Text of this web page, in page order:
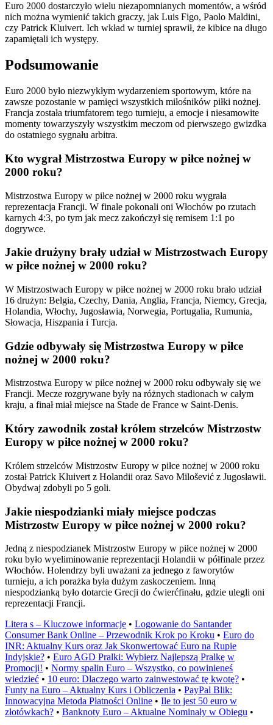
Euro 2000 dostarczyło wielu niezapomnianych momentów, a wśród
nich można wymienić takich graczy, jak Luis Figo, Paolo Maldini,
czy Patrick Kluivert. Ich wkład w turniej sprawił, że kibice na długo
zapamiętali ich występy.
Podsumowanie
Euro 2000 było niezwykłym wydarzeniem sportowym, które na
zawsze pozostanie w pamięci wszystkich miłośników piłki nożnej.
Francja została triumfatorem tego turnieju, a emocje i niesamowite
momenty towarzyszyły wszystkim meczom od pierwszego gwizdka
do ostatniego sygnału arbitra.
Kto wygrał Mistrzostwa Europy w piłce nożnej w
2000 roku?
Mistrzostwa Europy w piłce nożnej w 2000 roku wygrała
reprezentacja Francji. W finale pokonali oni Włochów po rzutach
karnych 4:3, po tym jak mecz zakończył się remisem 1:1 po
dogrywce.
Jakie drużyny brały udział w Mistrzostwach Europy
w piłce nożnej w 2000 roku?
W Mistrzostwach Europy w piłce nożnej w 2000 roku brało udział
16 drużyn: Belgia, Czechy, Dania, Anglia, Francja, Niemcy, Grecja,
Holandia, Włochy, Jugosławia, Norwegia, Portugalia, Rumunia,
Słowacja, Hiszpania i Turcja.
Gdzie odbywały się Mistrzostwa Europy w piłce
nożnej w 2000 roku?
Mistrzostwa Europy w piłce nożnej w 2000 roku odbywały się we
Francji. Mecze rozgrywane były na różnych stadionach w całym
kraju, a finał miał miejsce na Stade de France w Saint-Denis.
Który zawodnik został królem strzelców Mistrzostw
Europy w piłce nożnej w 2000 roku?
Królem strzelców Mistrzostw Europy w piłce nożnej w 2000 roku
został Patrick Kluivert z Holandii oraz Savo Milošević z Jugosławii.
Obydwaj zdobyli po 5 goli.
Jakie niespodzianki miały miejsce podczas
Mistrzostw Europy w piłce nożnej w 2000 roku?
Jedną z niespodzianek Mistrzostw Europy w piłce nożnej w 2000
roku było wyeliminowanie reprezentacji Holandii w półfinale przez
Włochów. Holendrzy byli uważani za jednego z faworytów
turnieju, a ich porażka była dużym zaskoczeniem. Inną
niespodzianką było dotarcie Grecji do ćwierćfinału, gdzie ulegli oni
reprezentacji Francji.
Litera s – Kluczowe informacje • Logowanie do Santander
Consumer Bank Online – Przewodnik Krok po Kroku • Euro do
INR: Aktualny Kurs oraz Jak Skonwertować Euro na Rupie
Indyjskie? • Euro AGD Pralki: Wybierz Najlepszą Pralkę w
Promocji! • Normy spalin Euro – Wszystko, co powinieneś
wiedzieć • 10 euro: Dlaczego warto zainwestować tę kwotę? •
Funty na Euro – Aktualny Kurs i Obliczenia • PayPal Blik:
Innowacyjna Metoda Płatności Online • Ile to jest 50 euro w
złotówkach? • Banknoty Euro – Aktualne Nominały w Obiegu •